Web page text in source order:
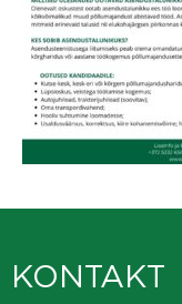
KONTAKT